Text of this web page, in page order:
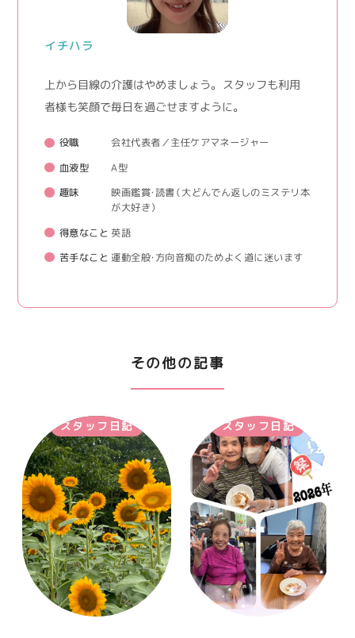
イチハラ
上から目線の介護はやめましょう。 スタッフも利用
者様も笑顔で毎日を過ごせますように。
役職 会社代表者／主任ケアマネージャー
血液型 A型
趣味
映画鑑賞・読書（大どんでん返しのミステリ本
が大好き）
得意なこと 英語
苦手なこと 運動全般・方向音痴のためよく道に迷います
その他の記事
スタッフ日記 スタッフ日記